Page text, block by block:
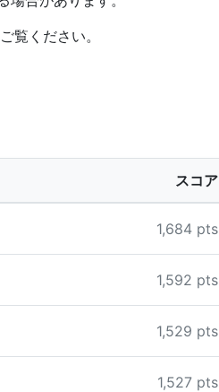
覧ください。
スコア
1,684 pts
1,592 pts
1,529 pts
1,527 pts